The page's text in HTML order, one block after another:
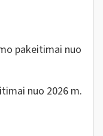
pakeitimai nuo
nuo 2026 m.